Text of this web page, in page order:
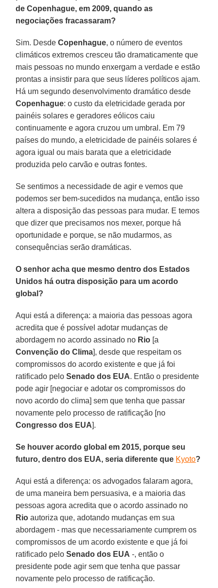
de Copenhague, em 2009, quando as
negociações fracassaram?
Sim. DesdeCopenhague, o número de eventos
climáticos extremos cresceu tão dramaticamente que
mais pessoas no mundo enxergam a verdade e estão
prontas a insistir para que seus líderes políticos ajam.
Há um segundo desenvolvimento dramático desde
Copenhague: o custo da eletricidade gerada por
painéis solares e geradores eólicos caiu
continuamente e agora cruzou um umbral. Em 79
países do mundo, a eletricidade de painéis solares é
agora igual ou mais barata que a eletricidade
produzida pelo carvão e outras fontes.
Se sentimos a necessidade de agir e vemos que
podemos ser bem-sucedidos na mudança, então isso
altera a disposição das pessoas para mudar. E temos
que dizer que precisamos nos mexer, porque há
oportunidade e porque, se não mudarmos, as
consequências serão dramáticas.
O senhor acha que mesmo dentro dos Estados
Unidos há outra disposição para um acordo
global?
Aqui está a diferença: a maioria das pessoas agora
acredita que é possível adotar mudanças de
abordagem no acordo assinado no Rio [a
Convenção do Clima], desde que respeitam os
compromissos do acordo existente e que já foi
ratificado peloSenado dos EUA. Então o presidente
pode agir [negociar e adotar os compromissos do
novo acordo do clima] sem que tenha que passar
novamente pelo processo de ratificação [no
Congresso dos EUA].
Se houver acordo global em 2015, porque seu
futuro, dentro dos EUA, seria diferente que Kyoto?
Aqui está a diferença: os advogados falaram agora,
de uma maneira bem persuasiva, e a maioria das
pessoas agora acredita que o acordo assinado no
Rio autoriza que, adotando mudanças em sua
abordagem - mas que necessariamente cumprem os
compromissos de um acordo existente e que já foi
ratificado peloSenado dos EUA -, então o
presidente pode agir sem que tenha que passar
novamente pelo processo de ratificação.